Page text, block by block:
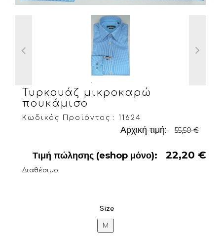
.
Τυρκουάζ μικροκαρώ
πουκάμισο
Κωδικός Προϊόντος : 11624
Αρχική τιμή: 55,50 €
Τιμή πώλησης (eshop μόνο): 22,20 €
Διαθέσιμο
Size
M